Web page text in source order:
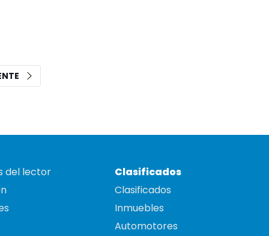
del lector
Clasificados
Clasificados
Inmuebles
Automotores